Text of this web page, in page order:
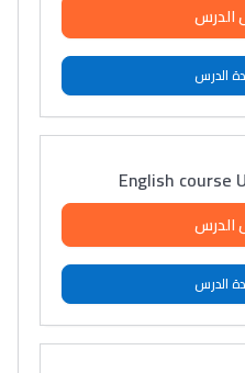
الدرس
الدرس
English course
الدرس
الدرس